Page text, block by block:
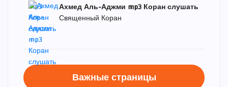
Ахмед Аль-Аджми mp3 Коран слушать
Священный Коран
Важные страницы